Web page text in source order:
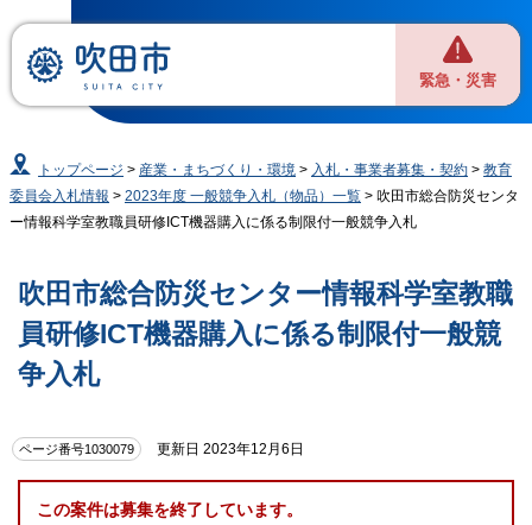
緊急・災害
トップページ > 産業・まちづくり・環境 > 入札・事業者募集・契約 >教育
委員会入札情報 > 2023年度 一般競争入札（物品）一覧 > 吹田市総合防災センタ
ー情報科学室教職員研修ICT機器購入に係る制限付一般競争入札
吹田市総合防災センター情報科学室教職
員研修ICT機器購入に係る制限付一般競
争入札
ページ番号1030079 更新日 2023年12月6日
この案件は募集を終了しています。